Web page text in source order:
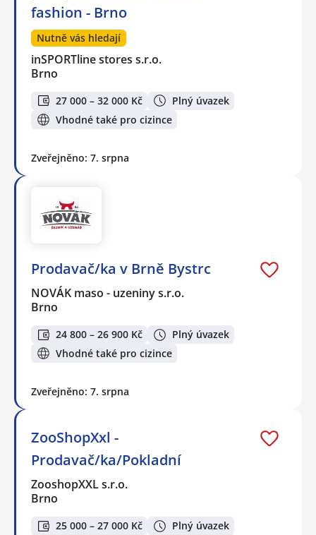
fashion - Brno
Nutně vás hledají
inSPORTline stores s.r.o.
Brno
27 000 – 32 000 Kč
Plný úvazek
Vhodné také pro cizince
Zveřejněno: 7. srpna
Prodavač/ka v Brně Bystrc
NOVÁK maso - uzeniny s.r.o.
Brno
24 800 – 26 900 Kč
Plný úvazek
Vhodné také pro cizince
Zveřejněno: 7. srpna
ZooShopXxl -
Prodavač/ka/Pokladní
ZooshopXXL s.r.o.
Brno
25 000 – 27 000 Kč Plný úvazek